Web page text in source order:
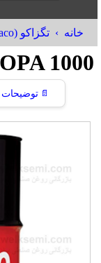
خانه تگزاکو (Texaco)
1000
📄 توضیحات